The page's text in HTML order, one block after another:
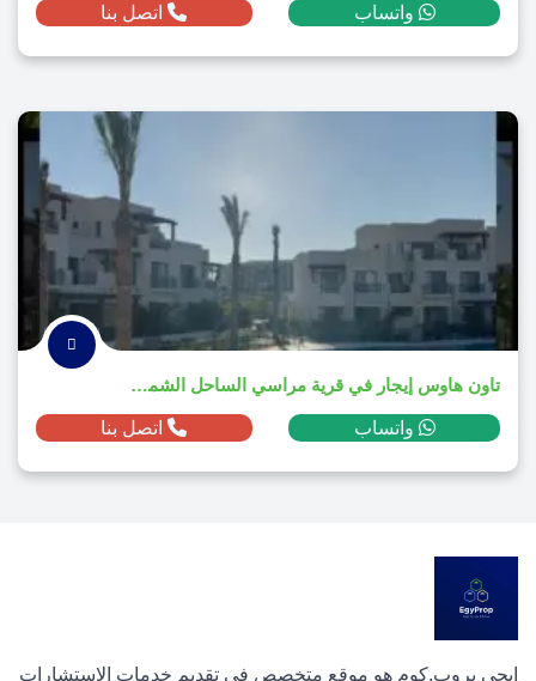
واتساب اتصل بنا
تاون هاوس إيجار في قرية مراسي الساحل الشمالي 2025
واتساب اتصل بنا
إيجي بروب.كوم هو موقع متخصص في تقديم خدمات الاستشارات